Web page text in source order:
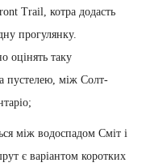
Trail, котра додасть
прогулянку.
оцінять таку
пустелею, між Солт-
між водоспадом Сміт і
є варіантом коротких